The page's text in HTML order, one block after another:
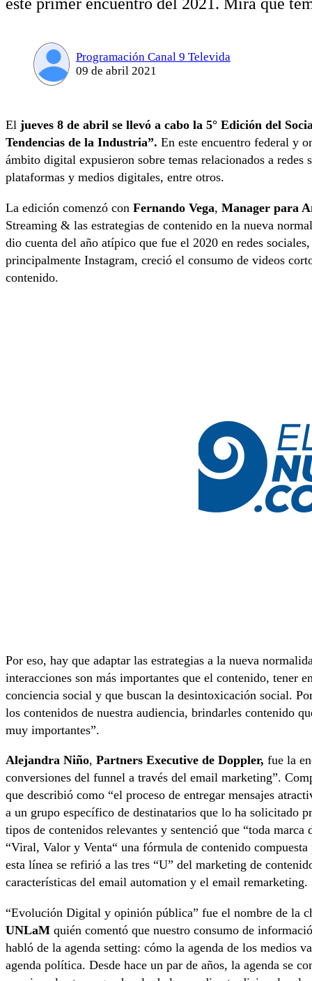
Programación Canal 9 Televida
09 de abril 2021
El jueves 8 de abril se llevó a cabo la 5° Edición del
Tendencias de la Industria”. En este encuentro federal y
ámbito digital expusieron sobre temas relacionados a
plataformas y medios digitales, entre otros.
La edición comenzó con Fernando Vega, Manager para
Streaming & las estrategias de contenido en la nueva
dio cuenta del año atípico que fue el 2020 en redes
principalmente Instagram, creció el consumo de videos
contenido.
Por eso, hay que adaptar las estrategias a la nueva
interacciones son más importantes que el contenido, tener
conciencia social y que buscan la desintoxicación social.
los contenidos de nuestra audiencia, brindarles contenido
muy importantes”.
Alejandra Niño, Partners Executive de Doppler, fue la
conversiones del funnel a través del email marketing”.
que describió como “el proceso de entregar mensajes
a un grupo específico de destinatarios que lo ha solicitado
tipos de contenidos relevantes y sentenció que “toda
“Viral, Valor y Venta“ una fórmula de contenido
esta línea se refirió a las tres “U” del marketing de
características del email automation y el email remarketing.
“Evolución Digital y opinión pública” fue el nombre de la
UNLaM quién comentó que nuestro consumo de
habló de la agenda setting: cómo la agenda de los medios
agenda política. Desde hace un par de años, la agenda se